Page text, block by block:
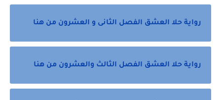
رواية حلا العشق الفصل الثانى و العشرون من هنا
رواية حلا العشق الفصل الثالث والعشرون من هنا